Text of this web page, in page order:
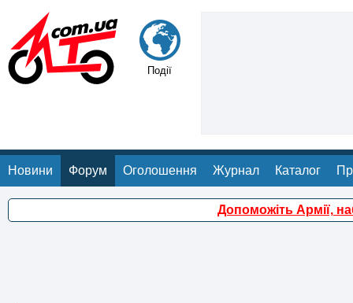
Події
Новини Форум Оголошення Журнал Каталог
Допоможіть Армії,